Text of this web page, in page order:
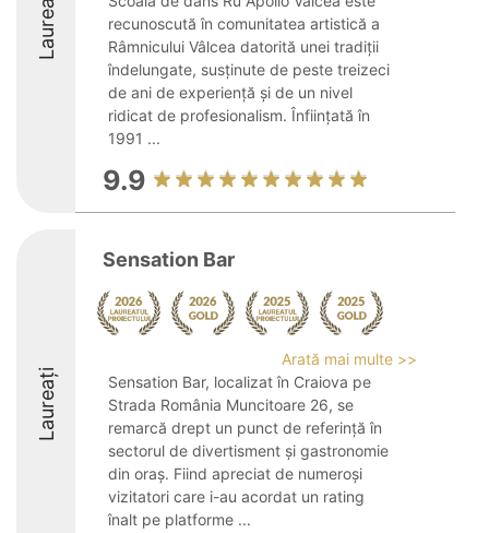
Laureați
recunoscută în comunitatea artistică a
Râmnicului Vâlcea datorită unei tradiții
îndelungate, susținute de peste treizeci
de ani de experiență și de un nivel
ridicat de profesionalism. Înființată în
1991 ...
9.9
Laureați
Sensation Bar
Arată mai multe >>
Sensation Bar, localizat în Craiova pe
Strada România Muncitoare 26, se
remarcă drept un punct de referință în
sectorul de divertisment și gastronomie
din oraș. Fiind apreciat de numeroși
vizitatori care i-au acordat un rating
înalt pe platforme ...